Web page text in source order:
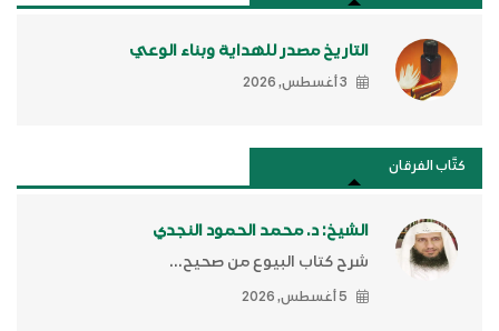
التاريخ مصدر للهداية وبناء الوعي
3 أغسطس, 2026
كتَّاب الفرقان
الشيخ: د. محمد الحمود النجدي
شرح كتاب البيوع من صحيح...
5 أغسطس, 2026